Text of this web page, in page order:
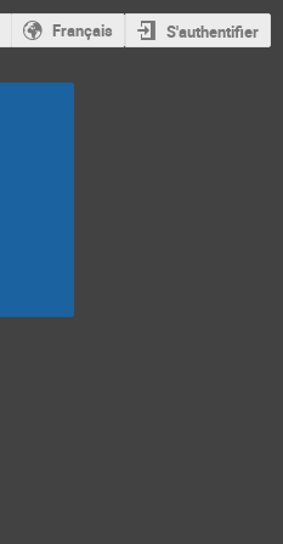
Français S'authentifier